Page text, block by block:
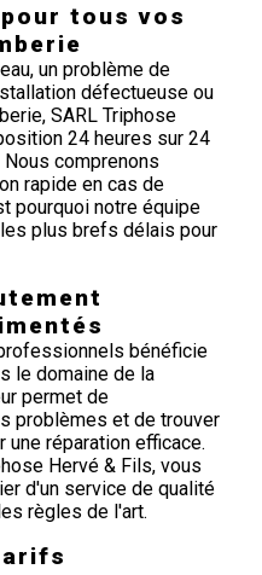
tous vos
un problème de
défectueuse ou
SARL Triphose
24 heures sur 24
comprenons
rapide en cas de
pourquoi notre équipe
plus brefs délais pour
bénéficie
le domaine de la
permet de
problèmes et de trouver
réparation efficace.
Hervé & Fils, vous
d'un service de qualité
règles de l'art.